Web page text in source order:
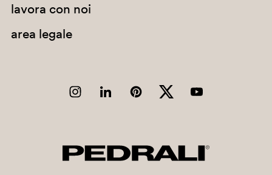
lavora con noi
area legale